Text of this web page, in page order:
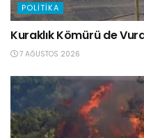
POLITIKA
Kuraklık Kömürü de
7 AĞUSTOS 2026